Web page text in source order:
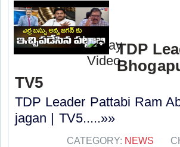
TDP
TV5
TDP Leader Pattabi Ram
jagan | TV5.....»»
CATEGORY: NEWS